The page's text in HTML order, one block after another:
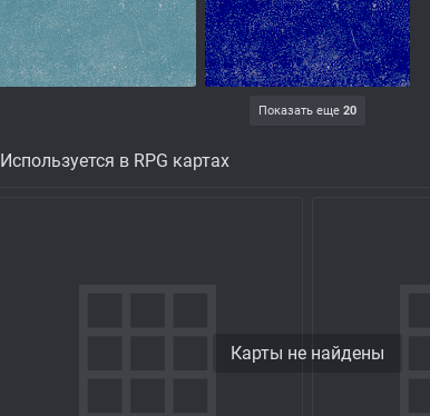
Показать еще 20
Используется в RPG картах
Карты не найдены